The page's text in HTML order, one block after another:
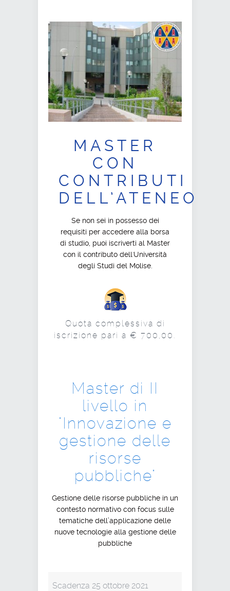
MASTER
CON
CONTRIBUTI
DELL’ATENEO
Se non sei in possesso dei
requisiti per accedere alla borsa
di studio, puoi iscriverti al Master
con il contributo dell'Università
degli Studi del Molise.
Quota complessiva di
iscrizione pari a € 700,00.
Master di II
livello in
"Innovazione e
gestione delle
risorse
pubbliche"
Gestione delle risorse pubbliche in un
contesto normativo con focus sulle
tematiche dell’applicazione delle
nuove tecnologie alla gestione delle
pubbliche
Scadenza 25 ottobre 2021